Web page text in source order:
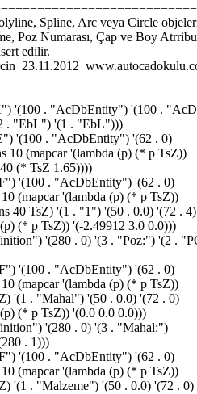
Spline, Arc veya Circle
Poz Numarası, Çap ve Boy
bLock insert edilir. |
23.11.2012
'(100 . "AcDbEntity") '(100 .
. "EbL") '(1 . "EbL")))
'(100 . "AcDbEntity") '(62 . 0)
(mapcar '(lambda (p) (* p TsZ))
(* TsZ 1.65))))
'(100 . "AcDbEntity") '(62 . 0)
(mapcar '(lambda (p) (* p TsZ))
40 TsZ) '(1 . "1") '(50 . 0.0) '(72 . 4)
(* p TsZ)) '(-2.49912 3.0 0.0)))
'(280 . 0) '(3 . "Poz:") '(2 .
'(100 . "AcDbEntity") '(62 . 0)
(mapcar '(lambda (p) (* p TsZ))
'(1 . "Mahal") '(50 . 0.0) '(72 . 0)
(* p TsZ)) '(0.0 0.0 0.0)))
'(280 . 0) '(3 . "Mahal:")
. 1)))
'(100 . "AcDbEntity") '(62 . 0)
(mapcar '(lambda (p) (* p TsZ))
'(1 . "Malzeme") '(50 . 0.0) '(72 . 0)